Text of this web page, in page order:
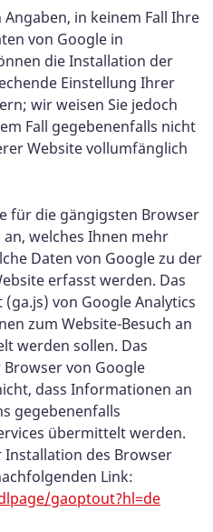
in keinem Fall Ihre
von Google in
die Installation der
Einstellung Ihrer
wir weisen Sie jedoch
Fall gegebenenfalls nicht
Website vollumfänglich
für die gängigsten Browser
welches Ihnen mehr
Daten von Google zu der
erfasst werden. Das
von Google Analytics
zum Website-Besuch an
werden sollen. Das
von Google
dass Informationen an
gegebenenfalls
übermittelt werden.
des Browser
Link:
gaoptout?hl=de